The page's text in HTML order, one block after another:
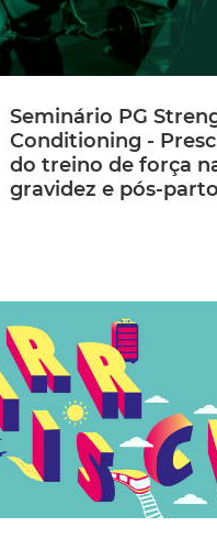
Seminário PG
Conditioning -
do treino de força
gravidez e pós-parto
Hora de fim:
Local: Online (
Data limite de Inscrição:
Inscrição: Inscreva-se
Valor de Inscrição:40€